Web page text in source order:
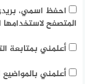
احفظ اسمي،
المتصفح
أعلمني بمتابعة
أعلمني بالمواضيع